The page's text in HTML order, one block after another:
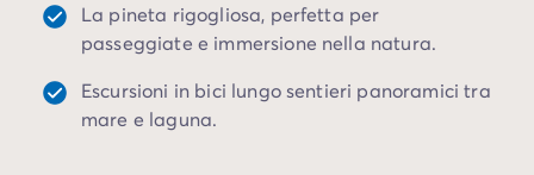
Campeggio Parigi
Campeggio Normandia
Campeggio Spagna
Campeggio Portogallo
Altre destinazioni
affascinanti e autentiche dellacosta emiliana
La pineta rigogliosa, perfetta per
passeggiate e immersione nella natura.
Escursioni in bici lungo sentieri panoramici tra
mare e laguna.